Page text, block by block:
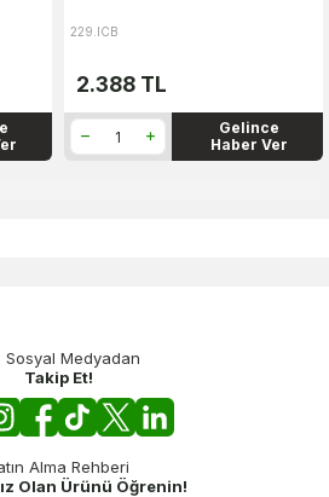
229.ICB
2.388 TL
Gelince
Haber Ver
Sosyal Medyadan
Takip Et!
Alma Rehberi
Olan Ürünü Öğrenin!